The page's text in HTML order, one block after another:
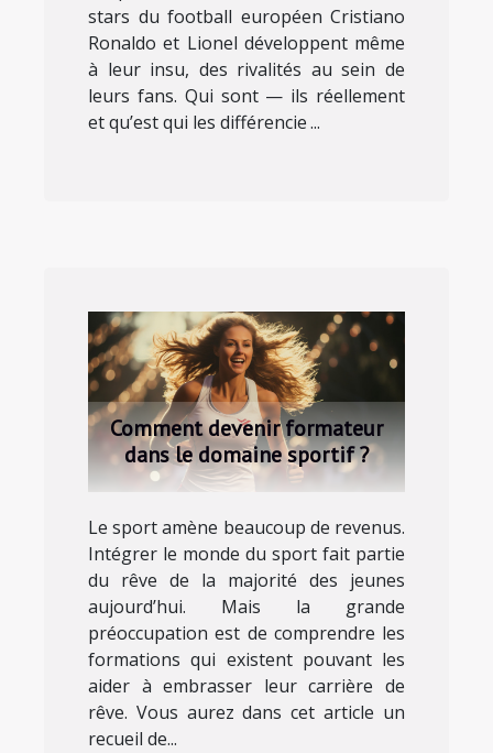
stars du football européen Cristiano
Ronaldo et Lionel développent même
à leur insu, des rivalités au sein de
leurs fans. Qui sont — ils réellement
et qu’est qui les différencie ...
Comment devenir formateur
dans le domaine sportif ?
Le sport amène beaucoup de revenus.
Intégrer le monde du sport fait partie
du rêve de la majorité des jeunes
aujourd’hui. Mais la grande
préoccupation est de comprendre les
formations qui existent pouvant les
aider à embrasser leur carrière de
rêve. Vous aurez dans cet article un
recueil de...